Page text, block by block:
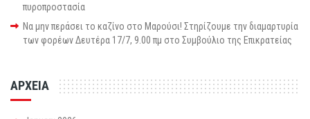
πυροπροστασία
Να μην περάσει το καζίνο στο Μαρούσι! Στηρίζουμε την διαμαρτυρία
των φορέων Δευτέρα 17/7, 9.00 πμ στο Συμβούλιο της Επικρατείας
ΑΡΧΕΙΑ